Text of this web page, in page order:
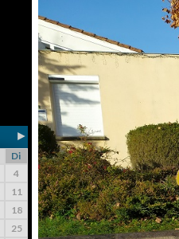
►
Di
4
11
18
25